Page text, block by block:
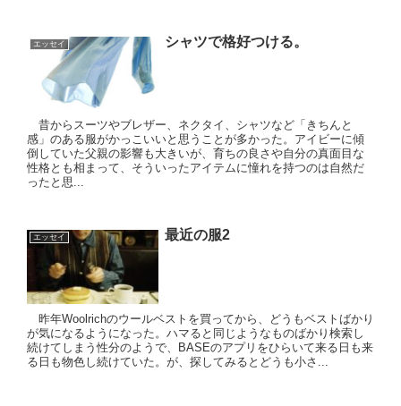
エッセイ シャツで格好つける。
昔からスーツやブレザー、ネクタイ、シャツなど「きちんと
感」のある服がかっこいいと思うことが多かった。アイビーに傾
倒していた父親の影響も大きいが、育ちの良さや自分の真面目な
性格とも相まって、そういったアイテムに憧れを持つのは自然だ
ったと思...
エッセイ 最近の服2
昨年Woolrichのウールベストを買ってから、どうもベストばかり
が気になるようになった。ハマると同じようなものばかり検索し
続けてしまう性分のようで、BASEのアプリをひらいて来る日も来
る日も物色し続けていた。が、探してみるとどうも小さ...